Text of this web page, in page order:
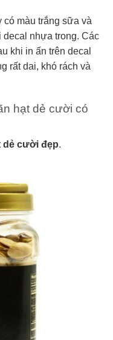
màu trắng sữa và
nhựa trong. Các
khi in ấn trên decal
rất dai, khó rách và
hạt dẻ cười có
dẻ cười đẹp.